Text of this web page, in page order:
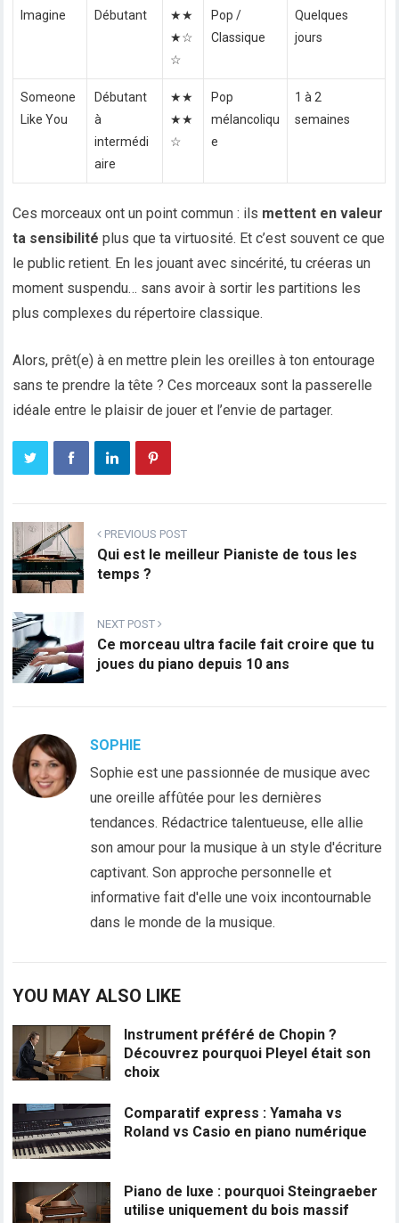
Imagine Débutant
★★
★☆
☆
Pop /
Classique
Quelques
jours
Someone
Like You
Débutant
à
intermédi
aire
★★
★★
☆
Pop
mélancoliqu
e
1 à 2
semaines
Ces morceaux ont un point commun : ils mettent en valeur
ta sensibilité plus que ta virtuosité. Et c’est souvent ce que
le public retient. En les jouant avec sincérité, tu créeras un
moment suspendu… sans avoir à sortir les partitions les
plus complexes du répertoire classique.
Alors, prêt(e) à en mettre plein les oreilles à ton entourage
sans te prendre la tête ? Ces morceaux sont la passerelle
idéale entre le plaisir de jouer et l’envie de partager.
PREVIOUS POST
Qui est le meilleur Pianiste de tous les
temps ?
NEXT POST
Ce morceau ultra facile fait croire que tu
joues du piano depuis 10 ans
SOPHIE
Sophie est une passionnée de musique avec
une oreille affûtée pour les dernières
tendances. Rédactrice talentueuse, elle allie
son amour pour la musique à un style d'écriture
captivant. Son approche personnelle et
informative fait d'elle une voix incontournable
dans le monde de la musique.
YOU MAY ALSO LIKE
Instrument préféré de Chopin ?
Découvrez pourquoi Pleyel était son
choix
Comparatif express : Yamaha vs
Roland vs Casio en piano numérique
Piano de luxe : pourquoi Steingraeber
utilise uniquement du bois massif